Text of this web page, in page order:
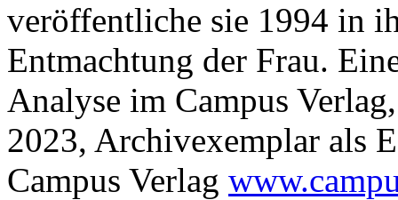
veröffentliche sie 1994 in
Entmachtung der Frau.
Analyse im Campus
2023, Archivexemplar als
Campus Verlag